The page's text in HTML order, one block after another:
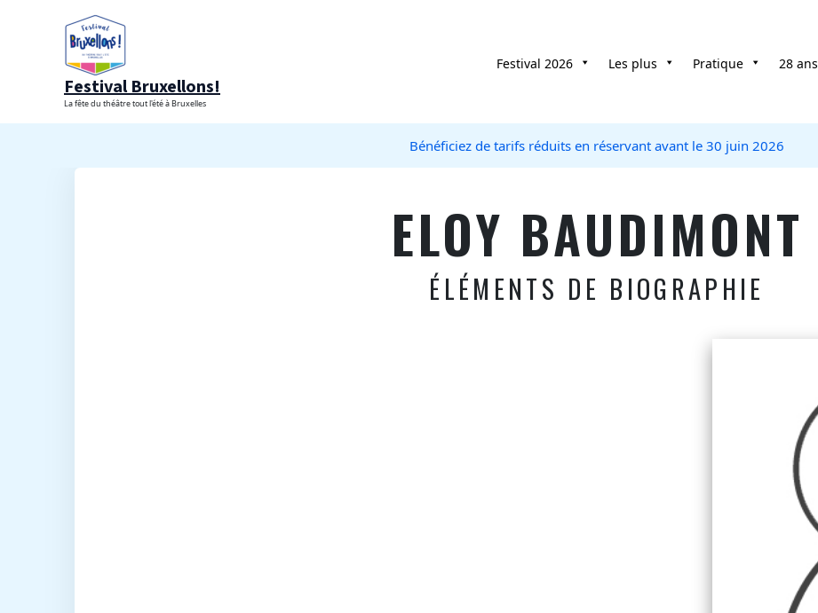
Festival Bruxellons!
La fête du théâtre tout l'été à Bruxelles
Festival 2026 Les plus Pratique 28 ans
Bénéficiez de tarifs réduits en réservant avant le 30 juin 2026
ELOY BAUDIMONT
ÉLÉMENTS DE BIOGRAPHIE